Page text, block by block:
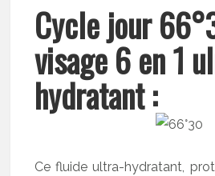
Cycle jour
visage 6 en 1
hydratant :
Ce fluide ultra-hydratant,